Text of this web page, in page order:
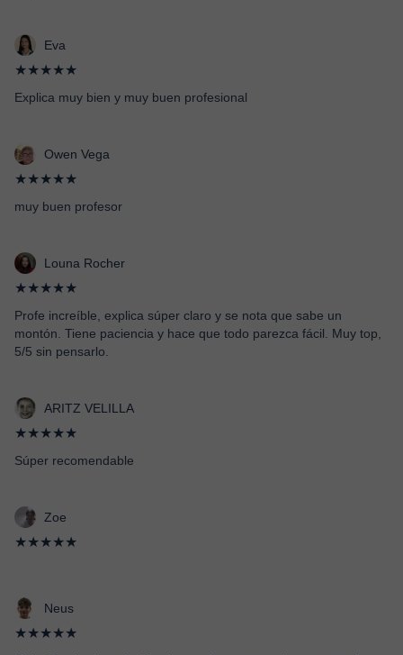
Eva
★★★★★
Explica muy bien y muy buen profesional
Owen Vega
★★★★★
muy buen profesor
Louna Rocher
★★★★★
Profe increíble, explica súper claro y se nota que sabe un
montón. Tiene paciencia y hace que todo parezca fácil. Muy top,
5/5 sin pensarlo.
ARITZ VELILLA
★★★★★
Súper recomendable
Zoe
★★★★★
Neus
★★★★★